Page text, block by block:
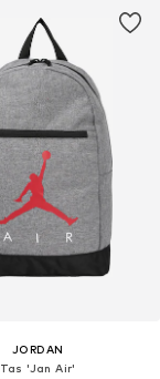
JORDAN
Tas 'Jan Air'